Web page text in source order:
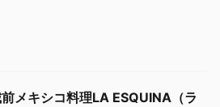
メキシコ料理LA ESQUINA（ラ